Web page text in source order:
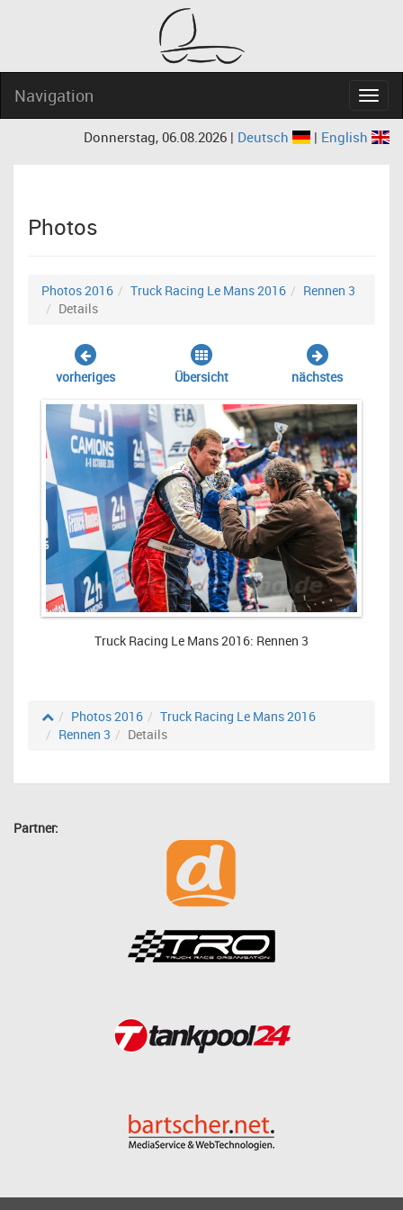
Navigation
Donnerstag, 06.08.2026 | Deutsch | English
Photos
Photos 2016 Truck Racing Le Mans 2016
Rennen 3
Details
vorheriges Übersicht nächstes
Truck Racing Le Mans 2016: Rennen 3
Photos 2016
Truck Racing Le Mans 2016
Rennen 3
Details
Partner: